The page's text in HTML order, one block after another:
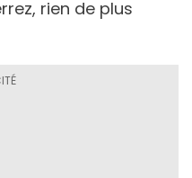
rien de plus